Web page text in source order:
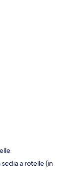
a rotelle (in